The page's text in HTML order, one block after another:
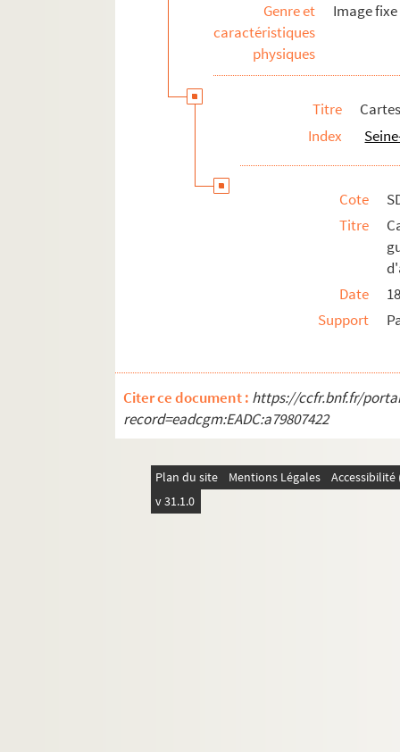
Genre et
caractéristiques
physiques
Image fixe
Titre
Index
Cote
Titre
Date
Support
Citer ce document : https://ccfr.bnf.fr/
record=eadcgm:EADC:a79807422
Plan du site Mentions Légales
v 31.1.0